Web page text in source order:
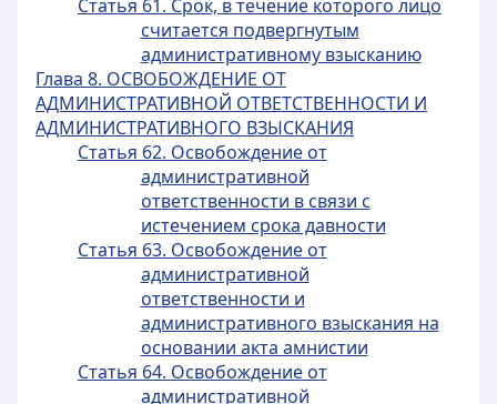
Статья 61. Срок, в течение которого лицо
считается подвергнутым
административному взысканию
Глава 8. ОСВОБОЖДЕНИЕ ОТ
АДМИНИСТРАТИВНОЙ ОТВЕТСТВЕННОСТИ И
АДМИНИСТРАТИВНОГО ВЗЫСКАНИЯ
Статья 62. Освобождение от
административной
ответственности в связи с
истечением срока давности
Статья 63. Освобождение от
административной
ответственности и
административного взыскания на
основании акта амнистии
Статья 64. Освобождение от
административной